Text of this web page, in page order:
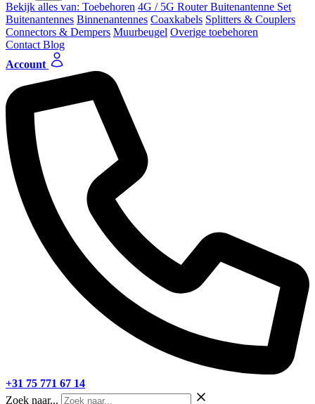
Bekijk alles van: Toebehoren 4G / 5G Router Buitenantenne Set
Buitenantennes Binnenantennes Coaxkabels Splitters & Couplers
Connectors & Dempers Muurbeugel Overige toebehoren
Contact Blog
Account
+31 75 771 67 14
Zoek naar...